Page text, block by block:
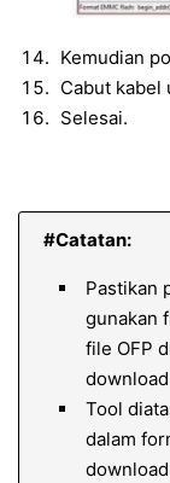
Kemudian
Cabut kabel
Selesai.
#Catatan:
Pastikan
gunakan
file OFP
Tool
dalam